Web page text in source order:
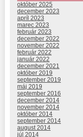
október 2025
december 2023
apríl 2023
marec 2023
február 2023
december 2022
november 2022
február 2022
január 2022
december 2021
október 2019
september 2019
máj 2019
september 2016
december 2014
november 2014
október 2014
september 2014
august 2014
júl 2014